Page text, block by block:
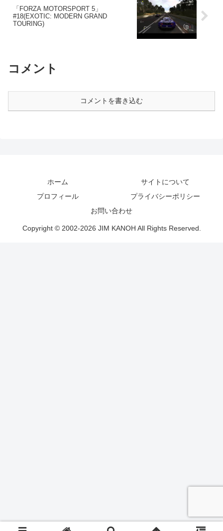
「FORZA MOTORSPORT 5」
#18(EXOTIC: MODERN GRAND
TOURING)
コメント
コメントを書き込む
ホーム
サイトについて
プロフィール
プライバシーポリシー
お問い合わせ
Copyright © 2002-2026 JIM KANOH All Rights Reserved.